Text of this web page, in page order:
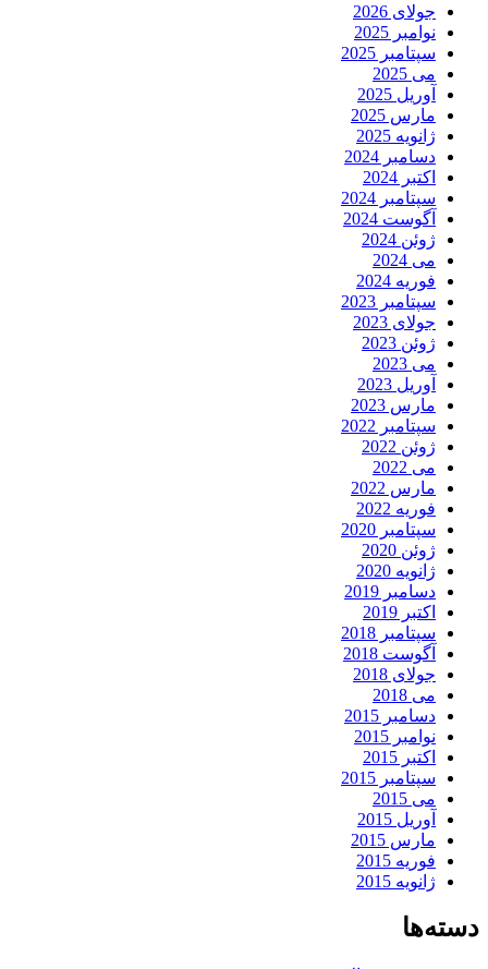
جولای 2026
نوامبر 2025
سپتامبر 2025
می 2025
آوریل 2025
مارس 2025
ژانویه 2025
دسامبر 2024
اکتبر 2024
سپتامبر 2024
آگوست 2024
ژوئن 2024
می 2024
فوریه 2024
سپتامبر 2023
جولای 2023
ژوئن 2023
می 2023
آوریل 2023
مارس 2023
سپتامبر 2022
ژوئن 2022
می 2022
مارس 2022
فوریه 2022
سپتامبر 2020
ژوئن 2020
ژانویه 2020
دسامبر 2019
اکتبر 2019
سپتامبر 2018
آگوست 2018
جولای 2018
می 2018
دسامبر 2015
نوامبر 2015
اکتبر 2015
سپتامبر 2015
می 2015
آوریل 2015
مارس 2015
فوریه 2015
ژانویه 2015
دسته‌ها